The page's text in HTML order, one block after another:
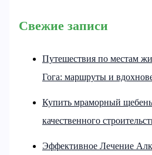
Свежие записи
Путешествия по местам
Гога: маршруты и
Купить мраморный
качественного
Эффективное Лечение